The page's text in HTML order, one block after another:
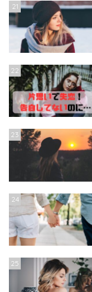
21
22
23
24
25